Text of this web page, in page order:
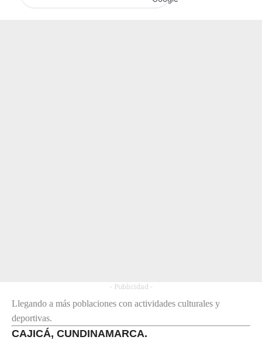
- Publicidad -
Llegando a más poblaciones con actividades culturales y
deportivas.
CAJICÁ, CUNDINAMARCA.